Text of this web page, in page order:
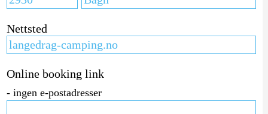
Nettsted
Online booking link
- ingen e-postadresser